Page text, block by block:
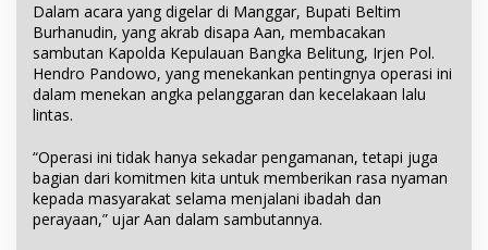
Dalam acara yang digelar di Manggar, Bupati Beltim
Burhanudin, yang akrab disapa Aan, membacakan
sambutan Kapolda Kepulauan Bangka Belitung, Irjen Pol.
Hendro Pandowo, yang menekankan pentingnya operasi ini
dalam menekan angka pelanggaran dan kecelakaan lalu
lintas.
“Operasi ini tidak hanya sekadar pengamanan, tetapi juga
bagian dari komitmen kita untuk memberikan rasa nyaman
kepada masyarakat selama menjalani ibadah dan
perayaan,” ujar Aan dalam sambutannya.